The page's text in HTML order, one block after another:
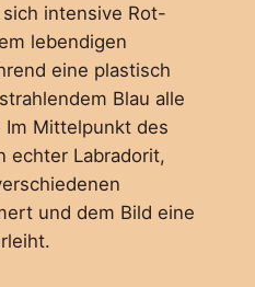
intensive Rot-
lebendigen
eine plastisch
Blau alle
Im Mittelpunkt des
echter Labradorit,
und dem Bild eine